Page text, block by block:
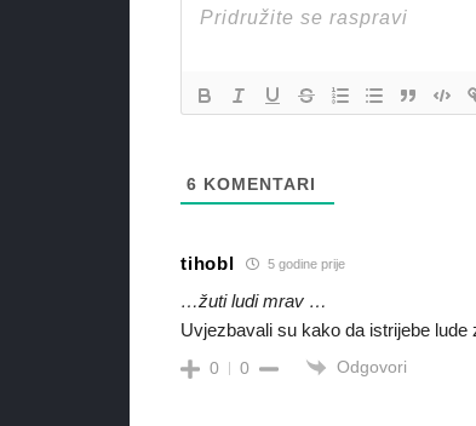
6 KOMENTARI
tihobl 5 godine prije
…žuti ludi mrav …
Uvjezbavali su kako da istrijebe lude
0 0 Odgovori